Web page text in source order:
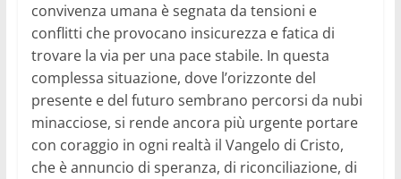
convivenza umana è segnata da tensioni e
conflitti che provocano insicurezza e fatica di
trovare la via per una pace stabile. In questa
complessa situazione, dove l’orizzonte del
presente e del futuro sembrano percorsi da nubi
minacciose, si rende ancora più urgente portare
con coraggio in ogni realtà il Vangelo di Cristo,
che è annuncio di speranza, di riconciliazione, di